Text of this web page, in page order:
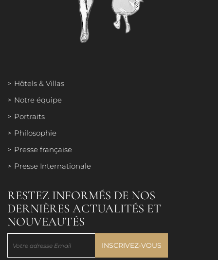
Hôtels & Villas
Notre équipe
Portraits
Philosophie
Presse française
Presse Internationale
RESTEZ INFORMÉS DE NOS
DERNIÈRES ACTUALITÉS ET
NOUVEAUTÉS